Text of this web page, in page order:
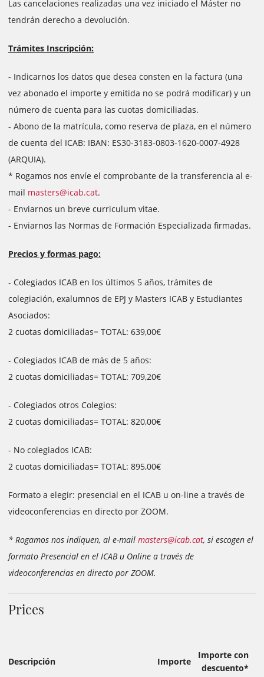
Las cancelaciones realizadas una vez iniciado el Máster no
tendrán derecho a devolución.
Trámites Inscripción:
- Indicarnos los datos que desea consten en la factura (una
vez abonado el importe y emitida no se podrá modificar) y un
número de cuenta para las cuotas domiciliadas.
- Abono de la matrícula, como reserva de plaza, en el número
de cuenta del ICAB: IBAN: ES30-3183-0803-1620-0007-4928
(ARQUIA).
* Rogamos nos envíe el comprobante de la transferencia al e-
mail masters@icab.cat.
- Enviarnos un breve curriculum vitae.
- Enviarnos las Normas de Formación Especializada firmadas.
Precios y formas pago:
- Colegiados ICAB en los últimos 5 años, trámites de
colegiación, exalumnos de EPJ y Masters ICAB y Estudiantes
Asociados:
2 cuotas domiciliadas= TOTAL: 639,00€
- Colegiados ICAB de más de 5 años:
2 cuotas domiciliadas= TOTAL: 709,20€
- Colegiados otros Colegios:
2 cuotas domiciliadas= TOTAL: 820,00€
- No colegiados ICAB:
2 cuotas domiciliadas= TOTAL: 895,00€
Formato a elegir: presencial en el ICAB u on-line a través de
videoconferencias en directo por ZOOM.
* Rogamos nos indiquen, al e-mail masters@icab.cat, si escogen el
formato Presencial en el ICAB u Online a través de
videoconferencias en directo por ZOOM.
Prices
Descripción Importe
Importe con
descuento*